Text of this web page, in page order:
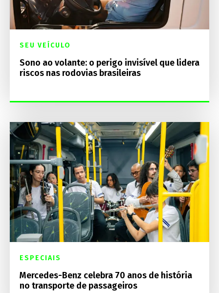
SEU VEÍCULO
Sono ao volante: o perigo invisível que lidera
riscos nas rodovias brasileiras
ESPECIAIS
Mercedes-Benz celebra 70 anos de história
no transporte de passageiros